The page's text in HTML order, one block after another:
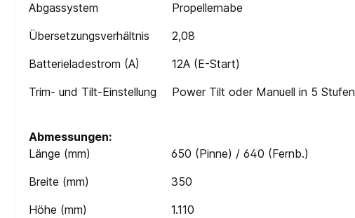
Abgassystem
Propellernabe
Übersetzungsverhältnis
2,08
Batterieladestrom (A)
12A (E-Start)
Trim- und Tilt-Einstellung
Power Tilt oder Manuell in 5 Stufen
Abmessungen:
Länge (mm)
650 (Pinne) / 640 (Fernb.)
Breite (mm)
350
Höhe (mm)
1.110